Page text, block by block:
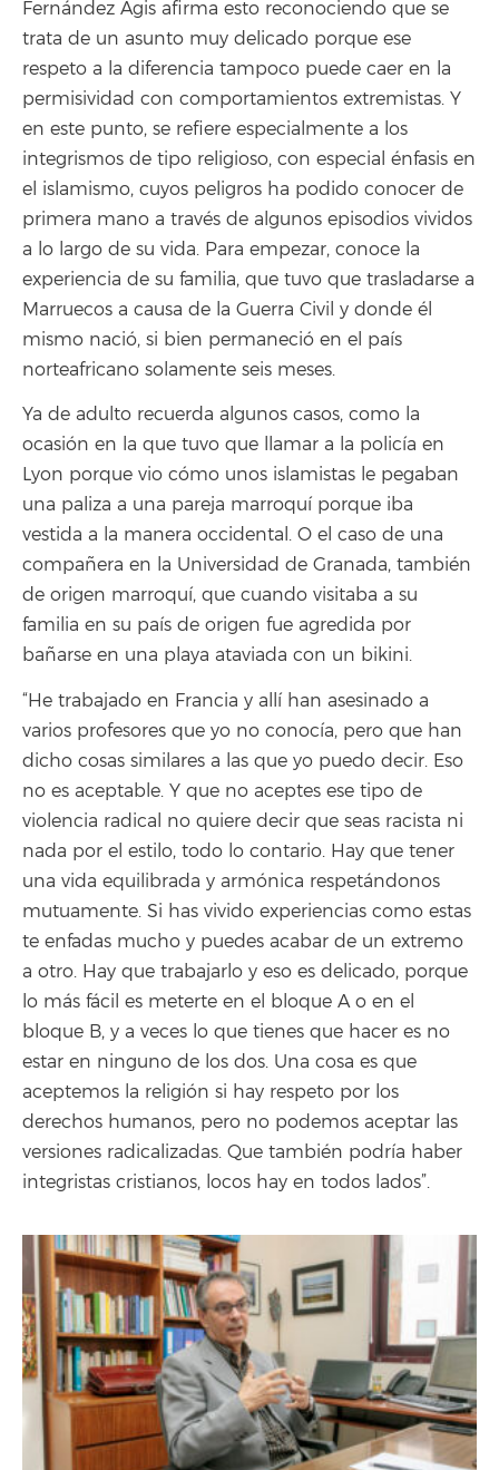
Fernández Agis afirma esto reconociendo que se
trata de un asunto muy delicado porque ese
respeto a la diferencia tampoco puede caer en la
permisividad con comportamientos extremistas. Y
en este punto, se refiere especialmente a los
integrismos de tipo religioso, con especial énfasis en
el islamismo, cuyos peligros ha podido conocer de
primera mano a través de algunos episodios vividos
a lo largo de su vida. Para empezar, conoce la
experiencia de su familia, que tuvo que trasladarse a
Marruecos a causa de la Guerra Civil y donde él
mismo nació, si bien permaneció en el país
norteafricano solamente seis meses.
Ya de adulto recuerda algunos casos, como la
ocasión en la que tuvo que llamar a la policía en
Lyon porque vio cómo unos islamistas le pegaban
una paliza a una pareja marroquí porque iba
vestida a la manera occidental. O el caso de una
compañera en la Universidad de Granada, también
de origen marroquí, que cuando visitaba a su
familia en su país de origen fue agredida por
bañarse en una playa ataviada con un bikini.
“He trabajado en Francia y allí han asesinado a
varios profesores que yo no conocía, pero que han
dicho cosas similares a las que yo puedo decir. Eso
no es aceptable. Y que no aceptes ese tipo de
violencia radical no quiere decir que seas racista ni
nada por el estilo, todo lo contario. Hay que tener
una vida equilibrada y armónica respetándonos
mutuamente. Si has vivido experiencias como estas
te enfadas mucho y puedes acabar de un extremo
a otro. Hay que trabajarlo y eso es delicado, porque
lo más fácil es meterte en el bloque A o en el
bloque B, y a veces lo que tienes que hacer es no
estar en ninguno de los dos. Una cosa es que
aceptemos la religión si hay respeto por los
derechos humanos, pero no podemos aceptar las
versiones radicalizadas. Que también podría haber
integristas cristianos, locos hay en todos lados”.